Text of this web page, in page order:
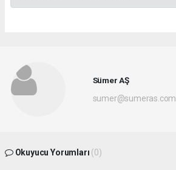
Sümer AŞ
sumer@sumeras.com
Okuyucu Yorumları (0)